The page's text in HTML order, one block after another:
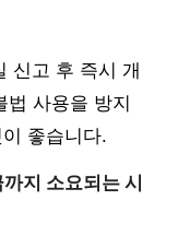
신고 후 즉시 개
법 사용을 방지
좋습니다.
지 소요되는 시